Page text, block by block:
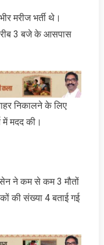
मरीज भर्ती थे।
3 बजे के आसपास
निकालने के लिए
में मदद की।
ने कम से कम 3 मौतों
की संख्या 4 बताई गई